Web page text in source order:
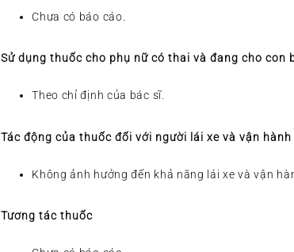
Chưa có báo cáo.
Sử dụng thuốc cho phụ nữ có thai và đang cho con
Theo chỉ định của bác sĩ.
Tác động của thuốc đối với người lái xe và vận
Không ảnh hưởng đến khả năng lái xe và vận
Tương tác thuốc